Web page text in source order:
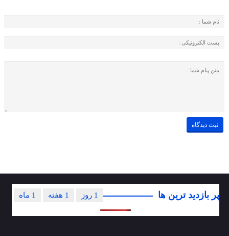
پر بازدید ترین ها 1 ماه 1 هفته 1 روز